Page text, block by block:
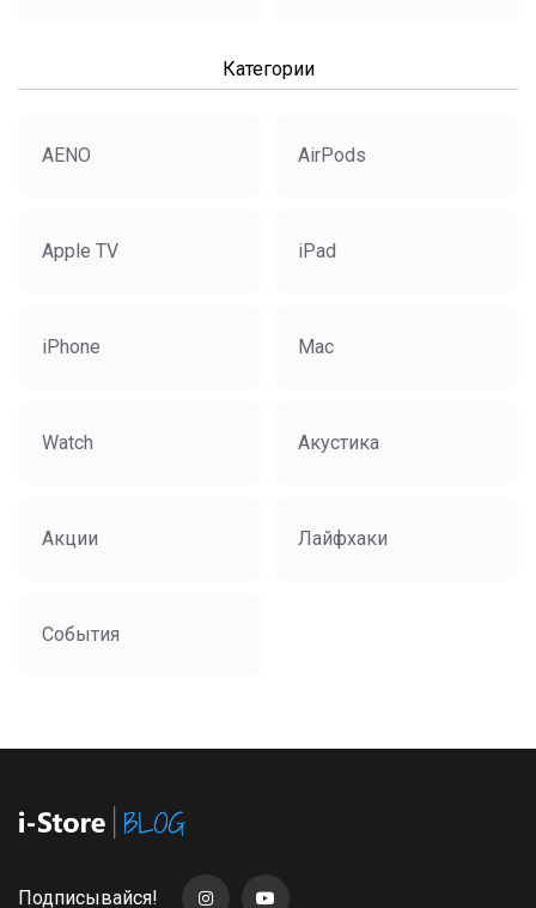
Категории
AENO AirPods
Apple TV iPad
iPhone Mac
Watch Акустика
Акции Лайфхаки
События
Подписывайся!